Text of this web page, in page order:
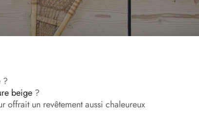
?
beige ?
offrait un revêtement aussi chaleureux